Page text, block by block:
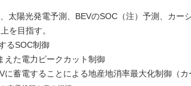
太陽光発電予測、BEVのSOC（注）予測、カー
を目指す。
るSOC制御
えた電力ピークカット制御
に蓄電することによる地産地消率最大化制御（